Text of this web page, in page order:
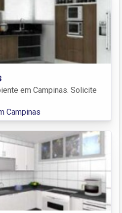
em Campinas. Solicite
Campinas